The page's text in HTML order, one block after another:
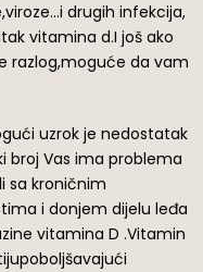
drugih infekcija,
vitamina d.I još ako
razlog,moguće da vam
uzrok je nedostatak
broj Vas ima problema
sa kroničnim
i donjem dijelu leđa
vitamina D .Vitamin